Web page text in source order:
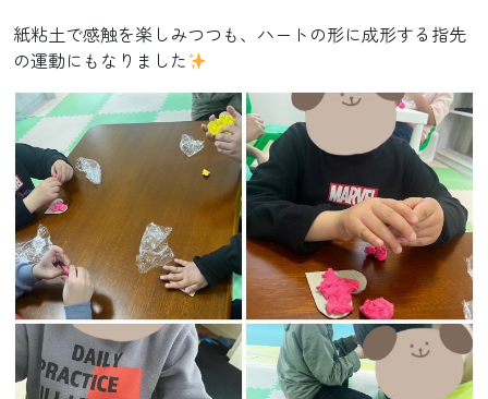
紙粘土で感触を楽しみつつも、ハートの形に成形する指先
の運動にもなりました